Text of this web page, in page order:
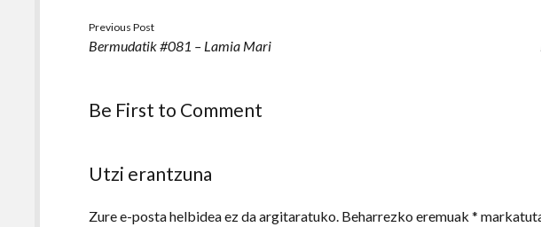
Previous Post
Bermudatik #081 – Lamia Mari
Be First to Comment
Utzi erantzuna
Zure e-posta helbidea ez da argitaratuko. Beharrezko eremuak*